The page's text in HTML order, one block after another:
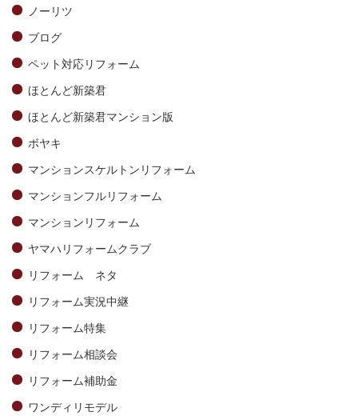
ノーリツ
ブログ
ペット対応リフォーム
ほとんど新築君
ほとんど新築君マンション版
ボヤキ
マンションスケルトンリフォーム
マンションフルリフォーム
マンションリフォーム
ヤマハリフォームクラブ
リフォーム ネタ
リフォーム実況中継
リフォーム特集
リフォーム相談会
リフォーム補助金
ワンディリモデル